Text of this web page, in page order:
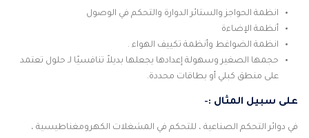
انظمة الحواجز والستائر الدوارة والتحكم في الوصول
أنظمة الإضاءة
انظمة الضواغط وأنظمة تكييف الهواء .
حجمها الصغير وسهولة إعدادها يجعلها بديلاً تنافسيًا لـ حلول تعتمد
على منطق كبلي أو بطاقات محددة.
على سبيل المثال :-
في دوائر التحكم الصناعية ، للتحكم في المشغلات الكهرومغناطيسية ،